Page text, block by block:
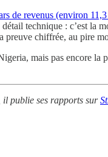
de revenus (environ
détail technique : c’est la
preuve chiffrée, au pire
mais pas encore
il publie ses rapports sur